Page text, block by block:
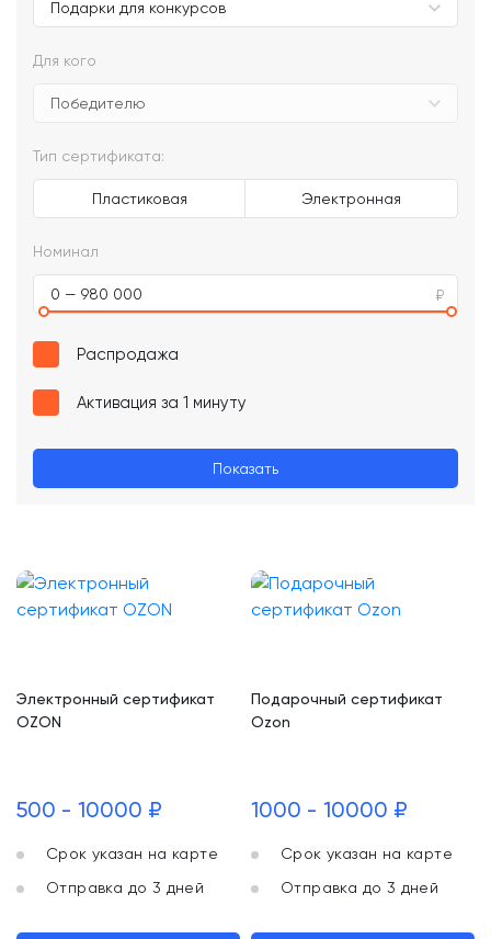
Для кого
Тип сертификата:
Пластиковая Электронная
Номинал
0 — 980 000
Распродажа
Активация за 1 минуту
Показать
Электронный сертификат
OZON
500 - 10000 ₽
Срок указан на карте
Отправка до 3 дней
Подарочный сертификат
Ozon
1000 - 10000 ₽
Срок указан на карте
Отправка до 3 дней